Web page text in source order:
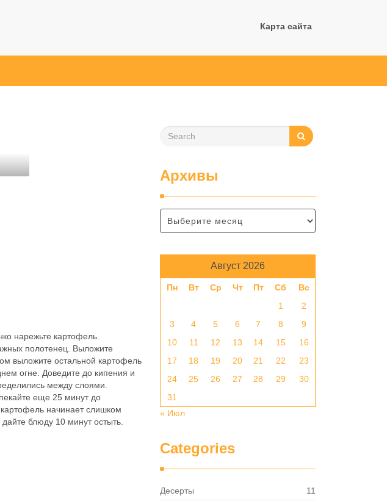
Карта сайта
нарежьте картофель.
полотенец. Выложите
выложите остальной картофель
огне. Доведите до кипения и
между слоями.
еще 25 минут до
начинает слишком
блюду 10 минут остыть.
Архивы
Август 2026
Пн Вт Ср Чт Пт Сб
Вс
1
2
3
4 5 6 7 8
9
10
11 12 13 14 15
16
17
18 19 20 21 22
23
24
25 26 27 28 29
30
31
« Июл
Categories
Десерты
11